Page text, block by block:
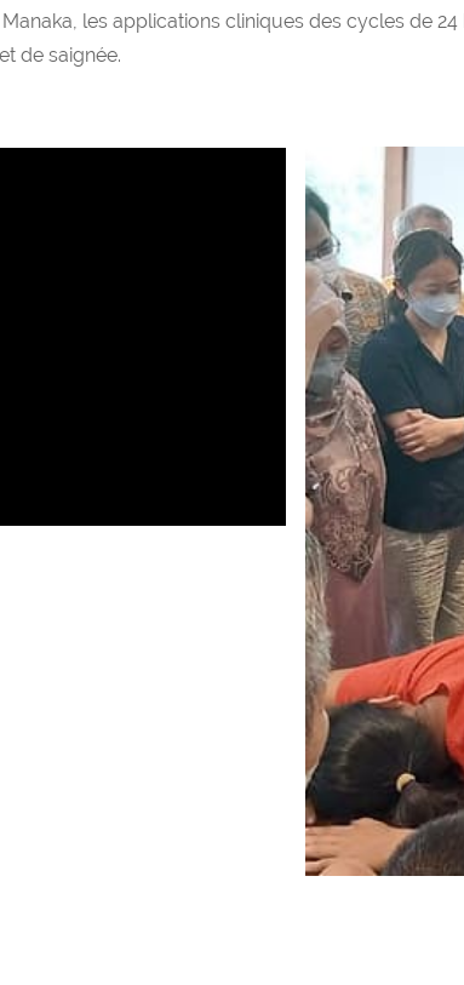
les applications cliniques des cycles de
de saignée.